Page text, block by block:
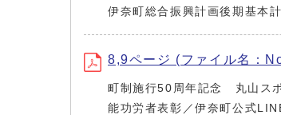
伊奈町総合振興計画後期基本
8,9ページ (ファイル名：
町制施行50周年記念 丸山ス
能功労者表彰／伊奈町公式